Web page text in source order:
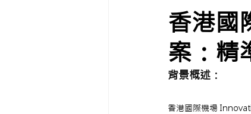
香港國
案：精
背景概述：
香港國際機場